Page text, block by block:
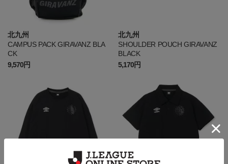
北九州
CAMPUS PACK GIRAVANZ BLA
CK
9,570円
北九州
SHOULDER POUCH GIRAVANZ
BLACK
5,170円